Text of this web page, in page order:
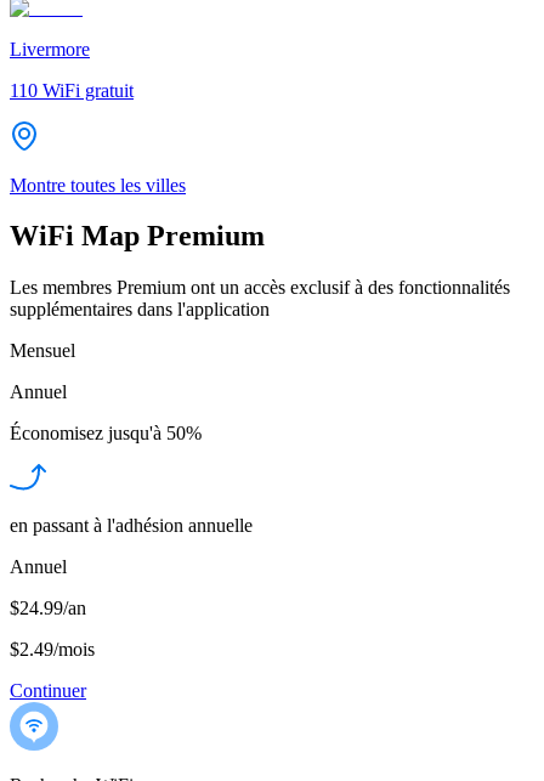
Livermore
110 WiFi gratuit
Montre toutes les villes
WiFi Map Premium
Les membres Premium ont un accès exclusif à des fonctionnalités
supplémentaires dans l'application
Mensuel
Annuel
Économisez jusqu'à 50%
en passant à l'adhésion annuelle
Annuel
$24.99/an
$2.49/mois
Continuer